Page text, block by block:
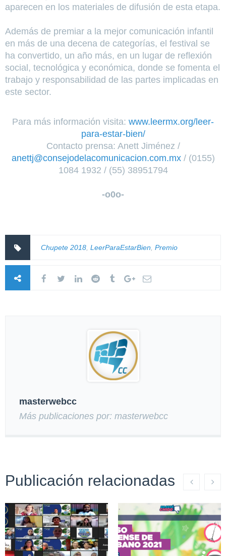
aparecen en los materiales de difusión de esta etapa.
Además de premiar a la mejor comunicación infantil
en más de una decena de categorías, el festival se
ha convertido, un año más, en un lugar de reflexión
social, tecnológica y económica, donde se fomenta el
trabajo y responsabilidad de las partes implicadas en
este sector.
Para más información visita: www.leermx.org/leer-
para-estar-bien/
Contacto prensa: Anett Jiménez /
anettj@consejodelacomunicacion.com.mx/ (0155)
1084 1932 / (55) 38951794
-o0o-
Chupete 2018 LeerParaEstarBien Premio
masterwebcc
Más publicaciones por: masterwebcc
Publicación relacionadas